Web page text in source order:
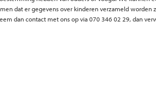
dat er gegevens over kinderen verzameld worden
dan contact met ons op via 070 346 02 29, dan